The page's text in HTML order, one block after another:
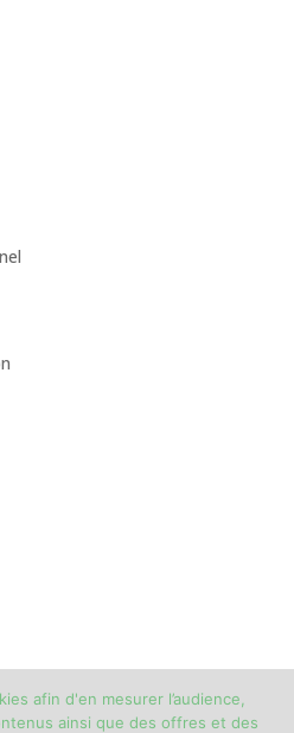
afin d'en mesurer l’audience,
ainsi que des offres et des